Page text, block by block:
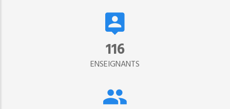
134
ENSEIGNANTS